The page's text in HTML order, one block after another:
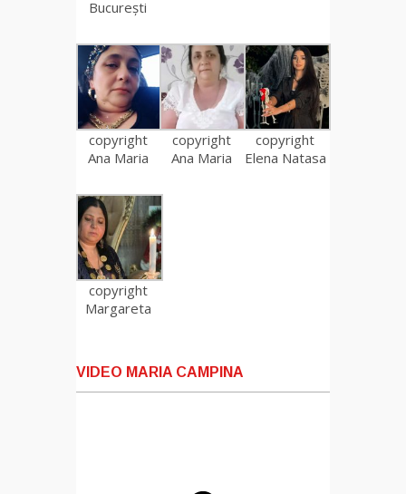
București
copyright
Ana Maria
copyright
Ana Maria
copyright
Elena Natasa
copyright
Margareta
VIDEO MARIA CAMPINA